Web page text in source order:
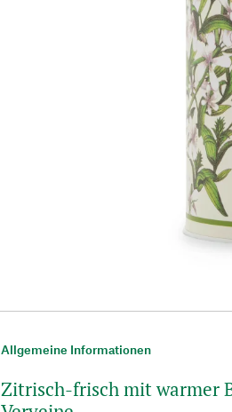
Allgemeine Informationen
Zitrisch-frisch mit warmer